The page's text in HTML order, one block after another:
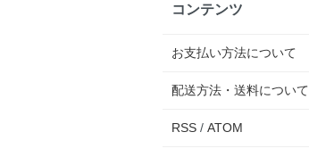
コンテンツ
お支払い方法について
配送方法・送料について
RSS / ATOM